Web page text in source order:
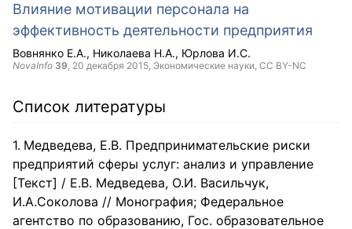
Влияние мотивации персонала на
эффективность деятельности предприятия
Вовнянко Е.А. Николаева Н.А. Юрлова И.С.
NovaInfo 39, 20 декабря 2015, Экономические науки, CC BY-NC
Список литературы
Медведева, Е.В. Предпринимательские риски
предприятий сферы услуг: анализ и управление
[Текст] / Е.В. Медведева, О.И. Васильчук,
И.А.Соколова // Монография; Федеральное
агентство по образованию, Гос. образовательное